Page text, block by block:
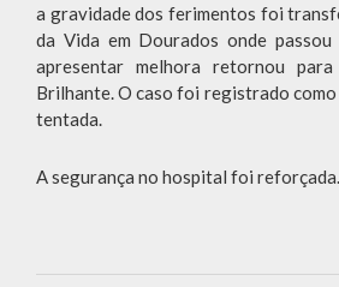
a gravidade dos ferimentos foi
da Vida em Dourados onde
apresentar melhora retornou
Brilhante. O caso foi registrado
tentada.
A segurança no hospital foi reforçada.